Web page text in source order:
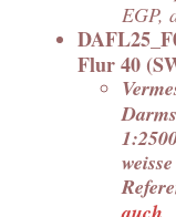
EGP,
Flur 40
auch